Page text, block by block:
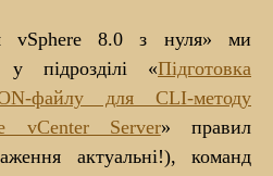
vSphere 8.0 з нуля» ми
у підрозділі «Підготовка
файлу для CLI-методу
vCenter Server» правил
актуальні!), команд